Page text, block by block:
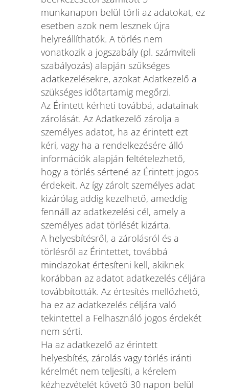
munkanapon belül törli az adatokat, ez
esetben azok nem lesznek újra
helyreállíthatók. A törlés nem
vonatkozik a jogszabály (pl. számviteli
szabályozás) alapján szükséges
adatkezelésekre, azokat Adatkezelő a
szükséges időtartamig megőrzi.
Az Érintett kérheti továbbá, adatainak
zárolását. Az Adatkezelő zárolja a
személyes adatot, ha az érintett ezt
kéri, vagy ha a rendelkezésére álló
információk alapján feltételezhető,
hogy a törlés sértené az Érintett jogos
érdekeit. Az így zárolt személyes adat
kizárólag addig kezelhető, ameddig
fennáll az adatkezelési cél, amely a
személyes adat törlését kizárta.
A helyesbítésről, a zárolásról és a
törlésről az Érintettet, továbbá
mindazokat értesíteni kell, akiknek
korábban az adatot adatkezelés céljára
továbbították. Az értesítés mellőzhető,
ha ez az adatkezelés céljára való
tekintettel a Felhasználó jogos érdekét
nem sérti.
Ha az adatkezelő az érintett
helyesbítés, zárolás vagy törlés iránti
kérelmét nem teljesíti, a kérelem
kézhezvételét követő 30 napon belül